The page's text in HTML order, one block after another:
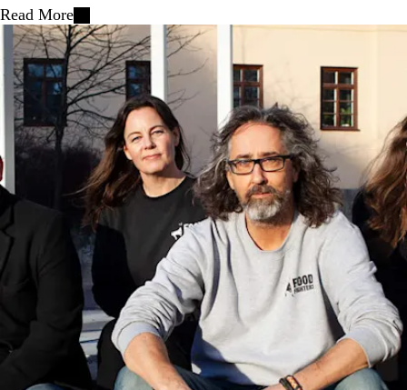
Read More